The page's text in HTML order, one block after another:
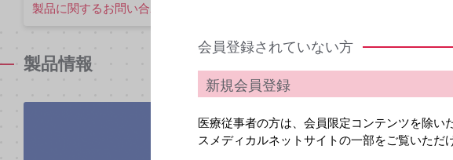
製品に関するお問い合わせ
製品情報
電子化さ
会員登録されていない方
新規会員登録
医療従事者の方は、会員限定コンテンツを除い
スメディカルネットサイトの一部をご覧いただ